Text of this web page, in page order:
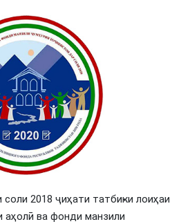
2018 ҷиҳати татбиҝи лоиҳаи
аҳолӣ ва фонди манзили